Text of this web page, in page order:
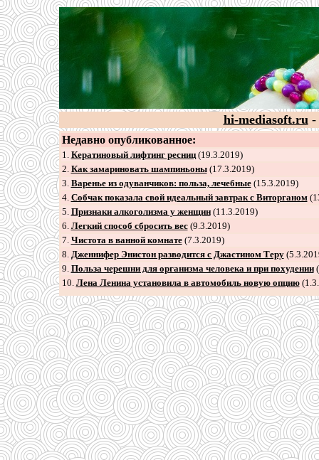
hi-mediasoft.ru-
Недавно опубликованное:
1. Кератиновый лифтинг ресниц(19.3.2019)
2. Как замариновать шампиньоны(17.3.2019)
3. Варенье из одуванчиков: польза, лечебные(15.3.2019)
4. Собчак показала свой идеальный завтрак с Виторганом
5. Признаки алкоголизма у женщин(11.3.2019)
6. Легкий способ сбросить вес(9.3.2019)
7. Чистота в ванной комнате(7.3.2019)
8. Дженнифер Энистон разводится с Джастином Теру
9. Польза черешни для организма человека и при похудении
10. Лена Ленина установила в автомобиль новую опцию